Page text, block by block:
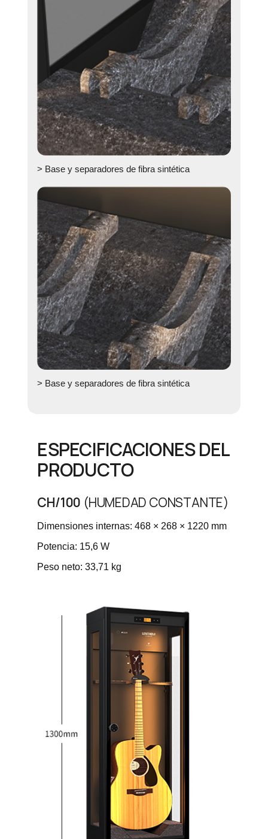
> Base y separadores de fibra sintética
> Base y separadores de fibra sintética
ESPECIFICACIONES DEL
PRODUCTO
CH/100 (HUMEDAD CONSTANTE)
Dimensiones internas: 468 × 268 × 1220 mm
Potencia: 15,6 W
Peso neto: 33,71 kg